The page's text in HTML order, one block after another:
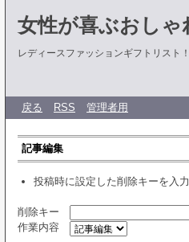
女性が喜ぶおしゃ
レディースファッションギフトリスト
戻る RSS 管理者用
記事編集
投稿時に設定した削除キーを入
削除キー
作業内容